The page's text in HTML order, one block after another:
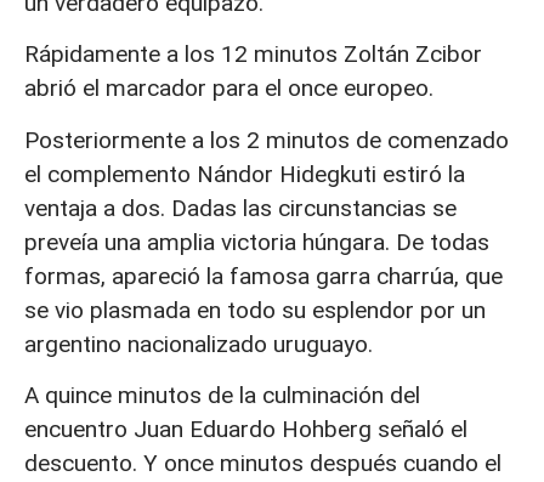
Rápidamente a los 12 minutos Zoltán Zcibor
abrió el marcador para el once europeo.
Posteriormente a los 2 minutos de comenzado
el complemento Nándor Hidegkuti estiró la
ventaja a dos. Dadas las circunstancias se
preveía una amplia victoria húngara. De todas
formas, apareció la famosa garra charrúa, que
se vio plasmada en todo su esplendor por un
argentino nacionalizado uruguayo.
A quince minutos de la culminación del
encuentro Juan Eduardo Hohberg señaló el
descuento. Y once minutos después cuando el